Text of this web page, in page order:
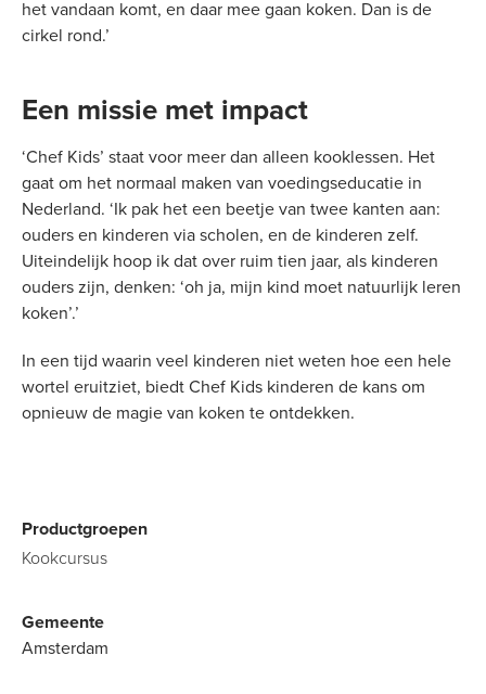
het vandaan komt, en daar mee gaan koken. Dan is de
cirkel rond.’
Een missie met impact
‘Chef Kids’ staat voor meer dan alleen kooklessen. Het
gaat om het normaal maken van voedingseducatie in
Nederland. ‘Ik pak het een beetje van twee kanten aan:
ouders en kinderen via scholen, en de kinderen zelf.
Uiteindelijk hoop ik dat over ruim tien jaar, als kinderen
ouders zijn, denken: ‘oh ja, mijn kind moet natuurlijk leren
koken’.’
In een tijd waarin veel kinderen niet weten hoe een hele
wortel eruitziet, biedt Chef Kids kinderen de kans om
opnieuw de magie van koken te ontdekken.
Productgroepen
Kookcursus
Gemeente
Amsterdam